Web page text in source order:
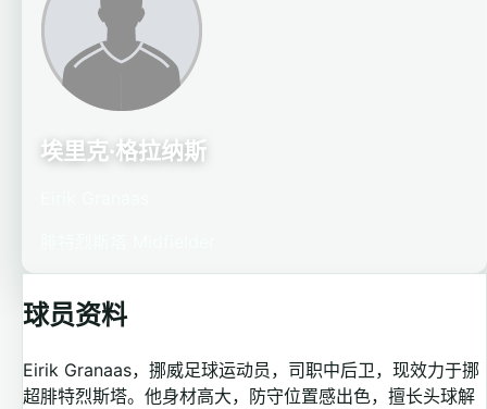
埃里克·格拉纳斯
球员资料
Eirik Granaas，挪威足球运动员，司职中后卫，现效力于挪
超腓特烈斯塔。他身材高大，防守位置感出色，擅长头球解